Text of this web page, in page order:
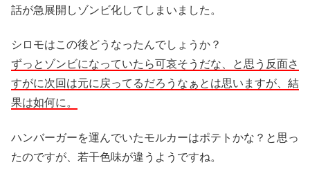
話が急展開しゾンビ化してしまいました。
シロモはこの後どうなったんでしょうか？
ずっとゾンビになっていたら可哀そうだな、と思う反面さ
すがに次回は元に戻ってるだろうなぁとは思いますが、結
果は如何に。
ハンバーガーを運んでいたモルカーはポテトかな？と思っ
たのですが、若干色味が違うようですね。